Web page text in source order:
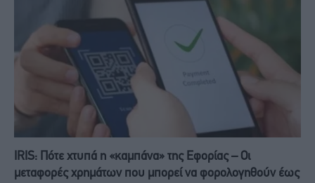
IRIS: Πότε χτυπά η «καμπάνα» της Εφορίας – Οι
μεταφορές χρημάτων που μπορεί να φορολογηθούν έως